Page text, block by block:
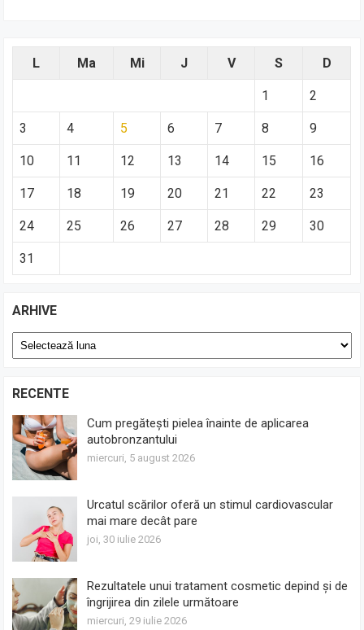
L Ma Mi J V S D
1 2
3 4 5 6 7 8 9
10 11 12 13 14 15 16
17 18 19 20 21 22 23
24 25 26 27 28 29 30
31
ARHIVE
Arhive
RECENTE
Cum pregătești pielea înainte de aplicarea
autobronzantului
miercuri, 5 august 2026
Urcatul scărilor oferă un stimul cardiovascular
mai mare decât pare
joi, 30 iulie 2026
Rezultatele unui tratament cosmetic depind și de
îngrijirea din zilele următoare
miercuri, 29 iulie 2026